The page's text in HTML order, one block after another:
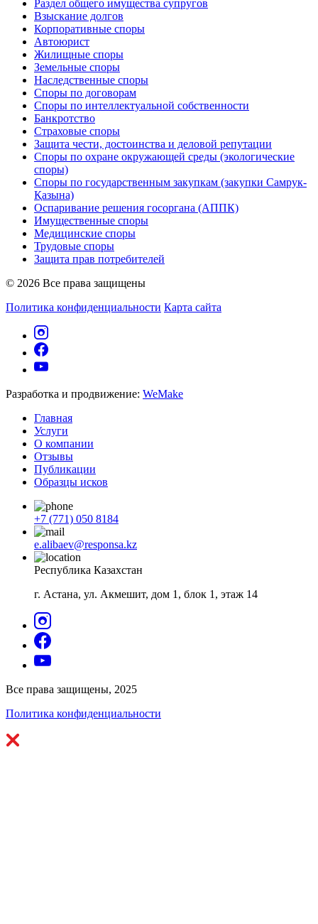
Раздел общего имущества супругов
Взыскание долгов
Корпоративные споры
Автоюрист
Жилищные споры
Земельные споры
Наследственные споры
Споры по договорам
Споры по интеллектуальной собственности
Банкротство
Страховые споры
Защита чести, достоинства и деловой репутации
Споры по охране окружающей среды (экологические
споры)
Споры по государственным закупкам (закупки Самрук-
Қазына)
Оспаривание решения госоргана (АППК)
Имущественные споры
Медицинские споры
Трудовые споры
Защита прав потребителей
© 2026 Все права защищены
Политика конфиденциальности Карта сайта
Разработка и продвижение: WeMake
Главная
Услуги
О компании
Отзывы
Публикации
Образцы исков
+7 (771) 050 8184
e.alibaev@responsa.kz
Республика Казахстан
г. Астана, ул. Акмешит, дом 1, блок 1, этаж 14
Все права защищены, 2025
Политика конфиденциальности